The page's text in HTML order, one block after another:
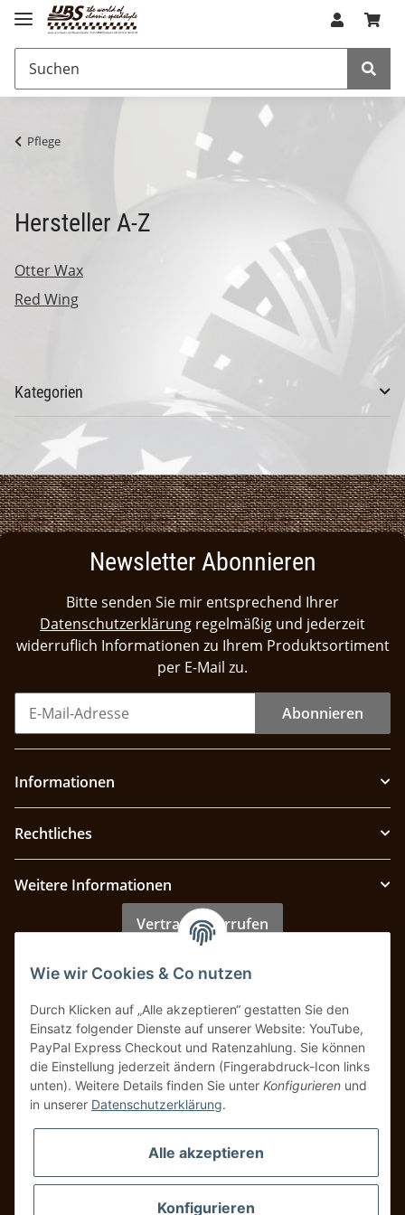
Pflege
Hersteller A-Z
Otter Wax
Red Wing
Kategorien
Newsletter Abonnieren
Bitte senden Sie mir entsprechend Ihrer
Datenschutzerklärung regelmäßig und jederzeit
widerruflich Informationen zu Ihrem Produktsortiment
per E-Mail zu.
Abonnieren
Informationen
Rechtliches
Weitere Informationen
Vertrag widerrufen
Zahlung & Versand
Wie wir Cookies & Co nutzen
Durch Klicken auf „Alle akzeptieren“ gestatten Sie den
Einsatz folgender Dienste auf unserer Website: YouTube,
PayPal Express Checkout und Ratenzahlung. Sie können
die Einstellung jederzeit ändern (Fingerabdruck-Icon links
unten). Weitere Details finden Sie unter Konfigurieren und
in unserer Datenschutzerklärung.
Alle akzeptieren
Konfigurieren